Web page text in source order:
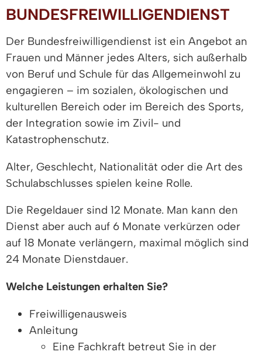
BUNDESFREIWILLIGENDIENST
Der Bundesfreiwilligendienst ist ein Angebot an
Frauen und Männer jedes Alters, sich außerhalb
von Beruf und Schule für das Allgemeinwohl zu
engagieren – im sozialen, ökologischen und
kulturellen Bereich oder im Bereich des Sports,
der Integration sowie im Zivil- und
Katastrophenschutz.
Alter, Geschlecht, Nationalität oder die Art des
Schulabschlusses spielen keine Rolle.
Die Regeldauer sind 12 Monate. Man kann den
Dienst aber auch auf 6 Monate verkürzen oder
auf 18 Monate verlängern, maximal möglich sind
24 Monate Dienstdauer.
Welche Leistungen erhalten Sie?
Freiwilligenausweis
Anleitung
Eine Fachkraft betreut Sie in der